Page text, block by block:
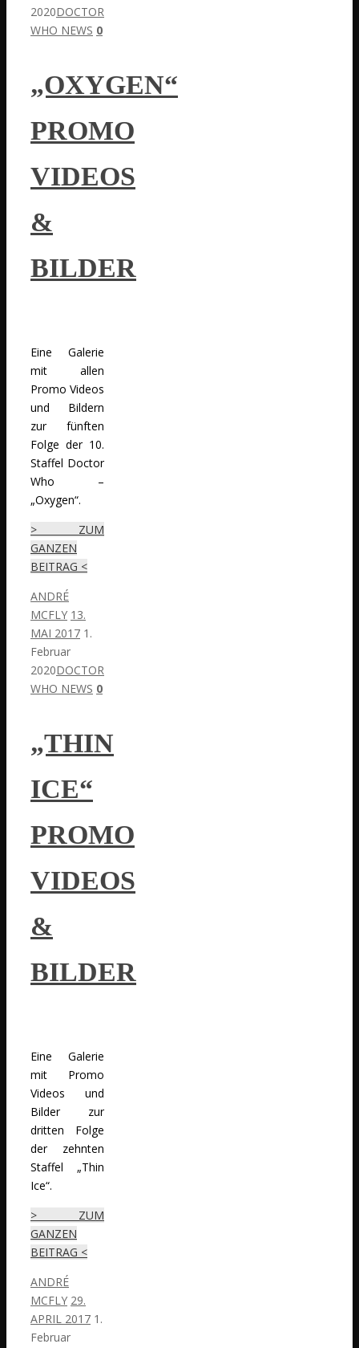
2020DOCTOR
WHO NEWS 0
„OXYGEN“
PROMO
VIDEOS
&
BILDER
Eine Galerie
mit allen
Promo Videos
und Bildern
zur fünften
Folge der 10.
Staffel Doctor
Who –
„Oxygen“.
> ZUM
GANZEN
BEITRAG <
ANDRÉ
MCFLY 13.
MAI 2017 1.
Februar
2020DOCTOR
WHO NEWS 0
„THIN
ICE“
PROMO
VIDEOS
&
BILDER
Eine Galerie
mit Promo
Videos und
Bilder zur
dritten Folge
der zehnten
Staffel „Thin
Ice“.
> ZUM
GANZEN
BEITRAG <
ANDRÉ
MCFLY 29.
APRIL 2017 1.
Februar